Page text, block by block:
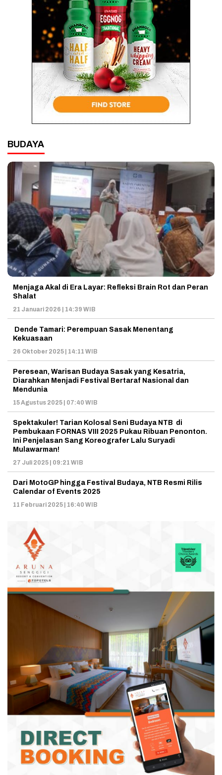
BUDAYA
Menjaga Akal di Era Layar: Refleksi Brain Rot dan Peran
Shalat
21 Januari 2026 | 14:39 WIB
Dende Tamari: Perempuan Sasak Menentang
Kekuasaan
26 Oktober 2025 | 14:11 WIB
Peresean, Warisan Budaya Sasak yang Kesatria,
Diarahkan Menjadi Festival Bertaraf Nasional dan
Mendunia
15 Agustus 2025 | 07:40 WIB
Spektakuler! Tarian Kolosal Seni Budaya NTB di
Pembukaan FORNAS VIII 2025 Pukau Ribuan Penonton.
Ini Penjelasan Sang Koreografer Lalu Suryadi
Mulawarman!
27 Juli 2025 | 09:21 WIB
Dari MotoGP hingga Festival Budaya, NTB Resmi Rilis
Calendar of Events 2025
11 Februari 2025 | 16:40 WIB